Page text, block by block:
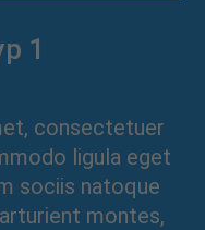
1
consectetuer
ligula eget
sociis natoque
montes,